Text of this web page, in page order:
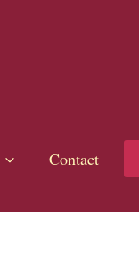
Contact